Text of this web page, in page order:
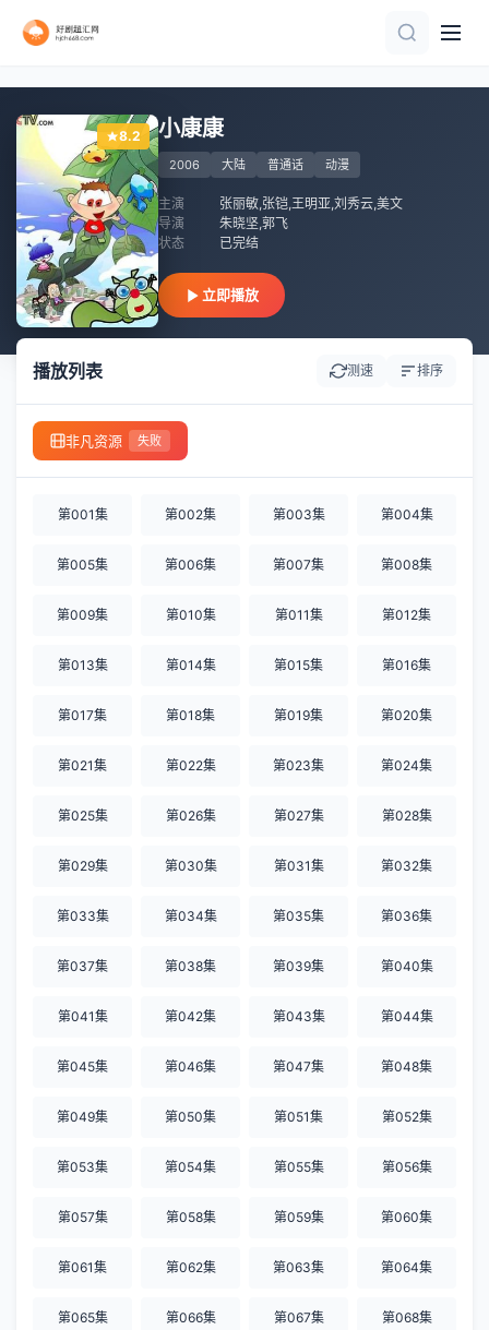
8.2 小康康
2006 大陆 普通话 动漫
主演
张丽敏,张铠,王明亚,刘秀云,美文
导演
朱晓坚,郭飞
状态
已完结
立即播放
播放列表 测速 排序
非凡资源 失败
第001集 第002集 第003集 第004集
第005集 第006集 第007集 第008集
第009集 第010集 第011集 第012集
第013集 第014集 第015集 第016集
第017集 第018集 第019集 第020集
第021集 第022集 第023集 第024集
第025集 第026集 第027集 第028集
第029集 第030集 第031集 第032集
第033集 第034集 第035集 第036集
第037集 第038集 第039集 第040集
第041集 第042集 第043集 第044集
第045集 第046集 第047集 第048集
第049集 第050集 第051集 第052集
第053集 第054集 第055集 第056集
第057集 第058集 第059集 第060集
第061集 第062集 第063集 第064集
第065集 第066集 第067集 第068集
HD国语
已完结
全10集
第2集
已完结
第10集
第14集
第14集
第20集
第12集完结